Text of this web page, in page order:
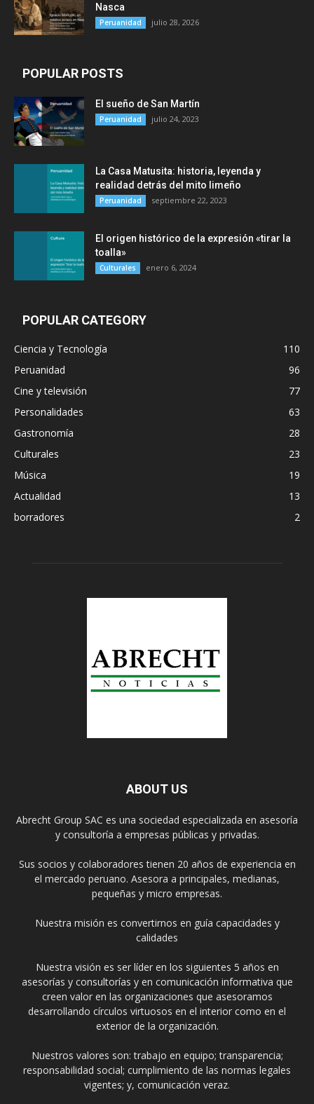
Nasca
Peruanidad julio 28, 2026
POPULAR POSTS
El sueño de San Martín
Peruanidad julio 24, 2023
La Casa Matusita: historia, leyenda y
realidad detrás del mito limeño
Peruanidad septiembre 22, 2023
El origen histórico de la expresión «tirar la
toalla»
Culturales enero 6, 2024
POPULAR CATEGORY
Ciencia y Tecnología
110
Peruanidad
96
Cine y televisión
77
Personalidades
63
Gastronomía
28
Culturales
23
Música
19
Actualidad
13
borradores
2
ABOUT US
Abrecht Group SAC es una sociedad especializada en asesoría
y consultoría a empresas públicas y privadas.
Sus socios y colaboradores tienen 20 años de experiencia en
el mercado peruano. Asesora a principales, medianas,
pequeñas y micro empresas.
Nuestra misión es convertirnos en guía capacidades y
calidades
Nuestra visión es ser líder en los siguientes 5 años en
asesorías y consultorías y en comunicación informativa que
creen valor en las organizaciones que asesoramos
desarrollando círculos virtuosos en el interior como en el
exterior de la organización.
Nuestros valores son: trabajo en equipo; transparencia;
responsabilidad social; cumplimiento de las normas legales
vigentes; y, comunicación veraz.